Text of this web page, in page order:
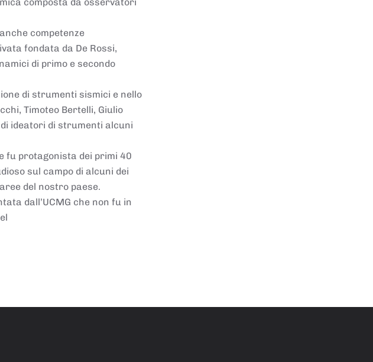
competenze
fondata da De Rossi,
di primo e secondo
di strumenti sismici e nello
Timoteo Bertelli, Giulio
ideatori di strumenti alcuni
fu protagonista dei primi 40
sul campo di alcuni dei
del nostro paese.
dall’UCMG che non fu in